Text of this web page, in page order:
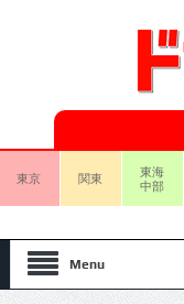
東京 関東
東海
中部
Menu